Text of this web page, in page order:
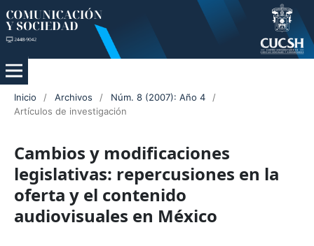
Inicio / Archivos / Núm. 8 (2007): Año 4
/
Artículos de investigación
Cambios y modificaciones
legislativas: repercusiones en la
oferta y el contenido
audiovisuales en México